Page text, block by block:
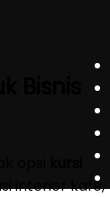
interior kafe,